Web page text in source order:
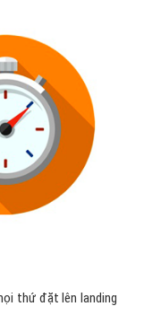
thứ đặt lên landing